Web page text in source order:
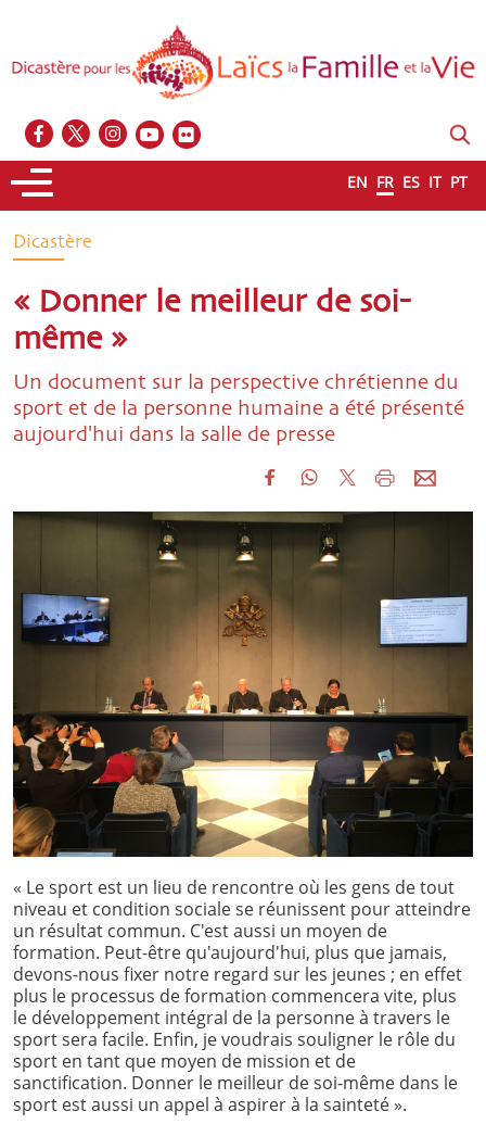
EN FR ES IT PT
Dicastère
« Donner le meilleur de soi-
même »
Un document sur la perspective chrétienne du
sport et de la personne humaine a été présenté
aujourd'hui dans la salle de presse
« Le sport est un lieu de rencontre où les gens de tout
niveau et condition sociale se réunissent pour atteindre
un résultat commun. C'est aussi un moyen de
formation. Peut-être qu'aujourd'hui, plus que jamais,
devons-nous fixer notre regard sur les jeunes ; en effet
plus le processus de formation commencera vite, plus
le développement intégral de la personne à travers le
sport sera facile. Enfin, je voudrais souligner le rôle du
sport en tant que moyen de mission et de
sanctification. Donner le meilleur de soi-même dans le
sport est aussi un appel à aspirer à la sainteté ».